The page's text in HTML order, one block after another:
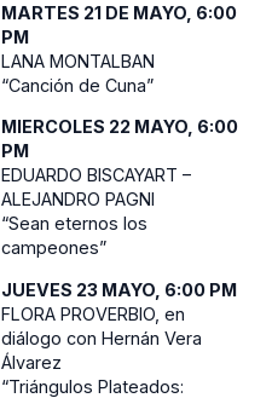
MARTES 21 DE MAYO, 6:00
PM
LANA MONTALBAN
“Canción de Cuna”
MIERCOLES 22 MAYO, 6:00
PM
EDUARDO BISCAYART –
ALEJANDRO PAGNI
“Sean eternos los
campeones”
JUEVES 23 MAYO, 6:00 PM
FLORA PROVERBIO, en
diálogo con Hernán Vera
Álvarez
“Triángulos Plateados: